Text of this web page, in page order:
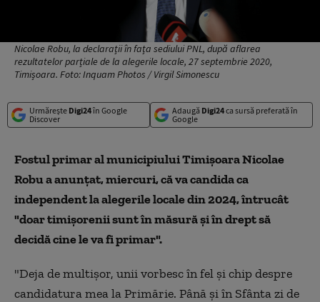
Nicolae Robu, la declarații în fața sediului PNL, după aflarea
rezultatelor parțiale de la alegerile locale, 27 septembrie 2020,
Timișoara. Foto: Inquam Photos / Virgil Simonescu
Urmărește Digi24în Google
Discover
Adaugă Digi24ca sursă preferată în
Google
Fostul primar al municipiului Timişoara Nicolae
Robu a anunţat, miercuri, că va candida ca
independent la alegerile locale din 2024, întrucât
"doar timişorenii sunt în măsură şi în drept să
decidă cine le va fi primar".
"Deja de multişor, unii vorbesc în fel şi chip despre
candidatura mea la Primărie. Până şi în Sfânta zi de